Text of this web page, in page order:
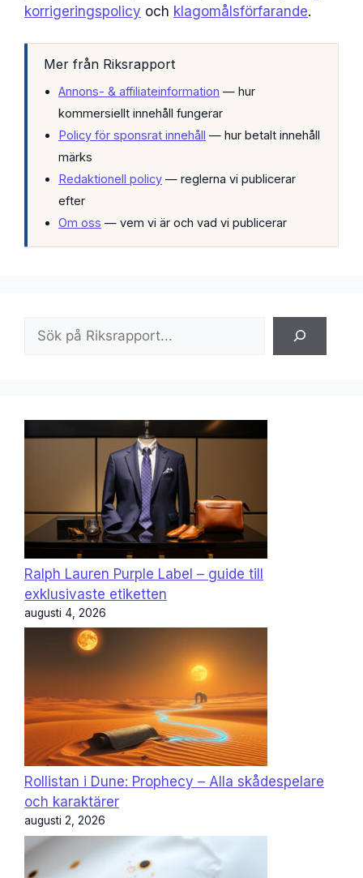
korrigeringspolicy och klagomålsförfarande.
Mer från Riksrapport
Annons- & affiliateinformation — hur
kommersiellt innehåll fungerar
Policy för sponsrat innehåll — hur betalt innehåll
märks
Redaktionell policy — reglerna vi publicerar
efter
Om oss — vem vi är och vad vi publicerar
Ralph Lauren Purple Label – guide till
exklusivaste etiketten
augusti 4, 2026
Rollistan i Dune: Prophecy – Alla skådespelare
och karaktärer
augusti 2, 2026